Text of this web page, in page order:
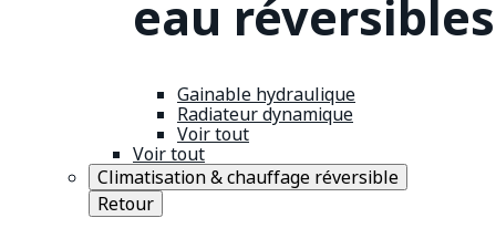
eau réversibles
Gainable hydraulique
Radiateur dynamique
Voir tout
Voir tout
Climatisation & chauffage réversible
Retour